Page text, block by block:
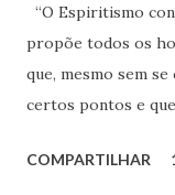
“O Espiritismo
propõe todos os
que, mesmo sem
certos pontos e
inimigos comuns:
COMPARTILHAR